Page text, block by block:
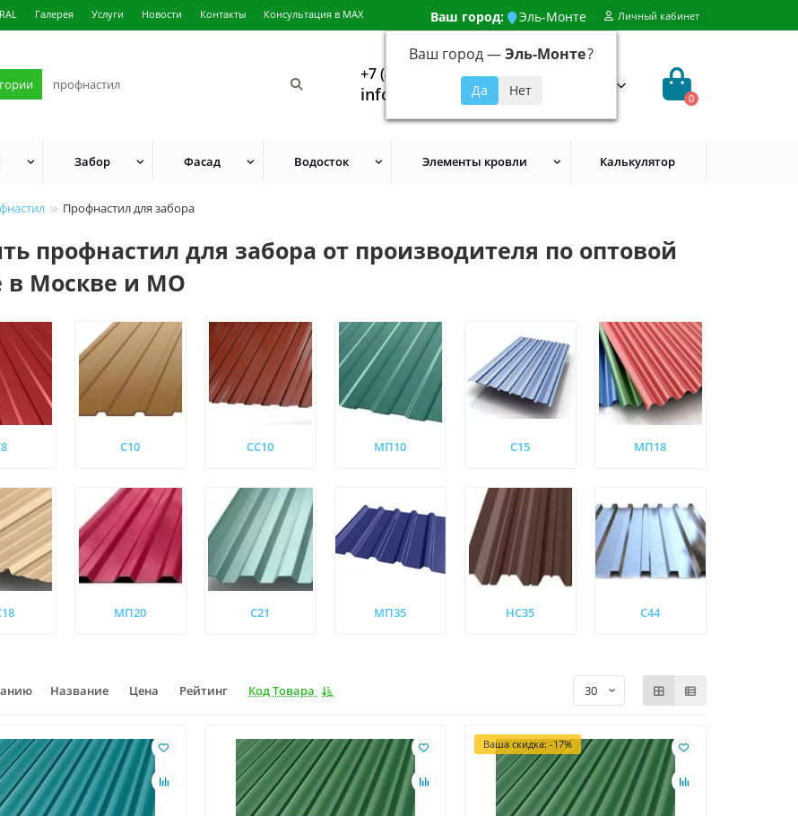
Галерея Услуги Новости Контакты Консультация в MAX Ваш город: Эль-Монте
Ваш город —Эль-Монте?
Личный кабинет
+7 (499) 648-92-94
info@evroshtaketnikmoskva.ru 0
Забор Фасад Водосток Элементы кровли Калькулятор
Профнастил для забора
профнастил для забора от производителя по оптовой
в Москве и МО
С10 СС10 МП10 С15 МП18
МП20 С21 МП35 НС35 С44
Название Цена Рейтинг Код Товара
Ваша скидка: -17%